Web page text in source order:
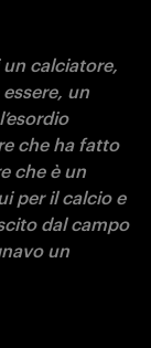
calciatore,
un
che ha fatto
che è un
per il calcio e
dal campo
un